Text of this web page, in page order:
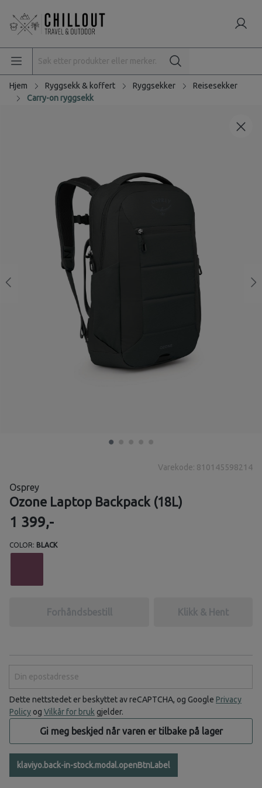
Hjem Ryggsekk & koffert Ryggsekker
Reisesekker
Carry-on ryggsekk
Varekode: 810145598214
Osprey
Ozone Laptop Backpack (18L)
1 399,-
COLOR: BLACK
Forhåndsbestill Klikk & Hent
Dette nettstedet er beskyttet av reCAPTCHA, og Google Privacy
Policy og Vilkår for bruk gjelder.
Gi meg beskjed når varen er tilbake på lager
klaviyo.back-in-stock.modal.openBtnLabel